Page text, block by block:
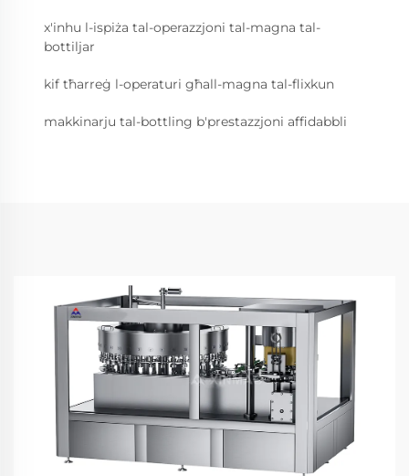
x'inhu l-ispiża tal-operazzjoni tal-magna tal-
bottiljar
kif tħarreġ l-operaturi għall-magna tal-flixkun
makkinarju tal-bottling b'prestazzjoni affidabbli